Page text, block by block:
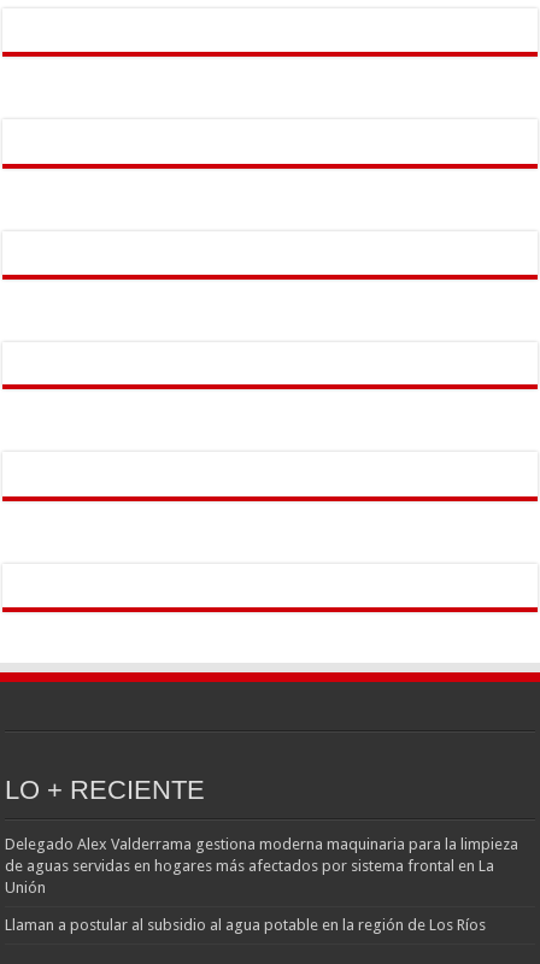
LO + RECIENTE
Delegado Alex Valderrama gestiona moderna maquinaria para la limpieza
de aguas servidas en hogares más afectados por sistema frontal en La
Unión
Llaman a postular al subsidio al agua potable en la región de Los Ríos